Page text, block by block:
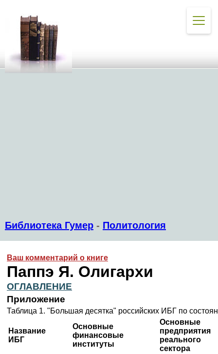
Библиотека Гумер - Политология
Ваш комментарий о книге
Паппэ Я. Олигархи
ОГЛАВЛЕНИЕ
Приложение
Таблица 1. "Большая десятка" российских ИБГ по
Название
ИБГ
Основные
финансовые
институты
Основные
предприятия
реального
сектора